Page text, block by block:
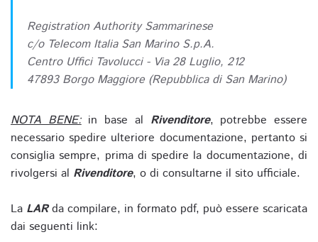
Registration Authority Sammarinese
c/o Telecom Italia San Marino S.p.A.
Centro Uffici Tavolucci - Via 28 Luglio, 212
47893 Borgo Maggiore (Repubblica di San Marino)
NOTA BENE:in base al Rivenditore, potrebbe essere
necessario spedire ulteriore documentazione, pertanto si
consiglia sempre, prima di spedire la documentazione, di
rivolgersi al Rivenditore, o di consultarne il sito ufficiale.
La LARda compilare, in formato pdf, può essere scaricata
dai seguenti link: